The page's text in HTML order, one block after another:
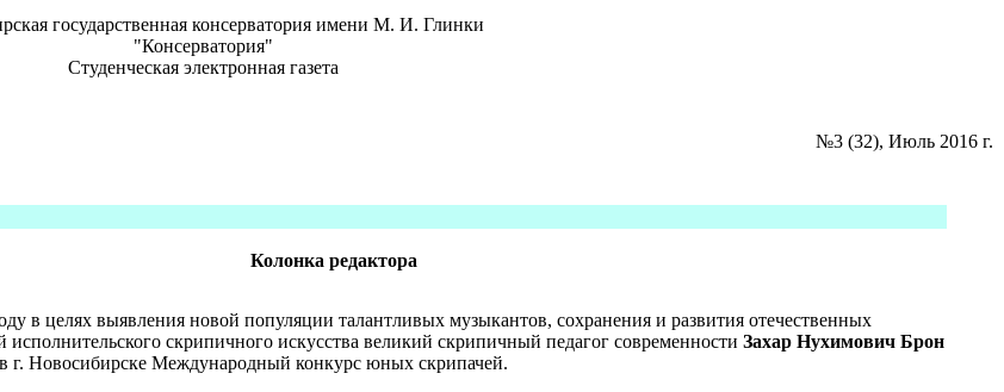
государственная консерватория имени М. И. Глинки
"Консерватория"
Студенческая электронная газета
№3 (32), Июль 2016 г.
Колонка редактора
в целях выявления новой популяции талантливых музыкантов, сохранения и развития отечественных
исполнительского скрипичного искусства великий скрипичный педагог современности Захар Нухимович Брон
г. Новосибирске Международный конкурс юных скрипачей.